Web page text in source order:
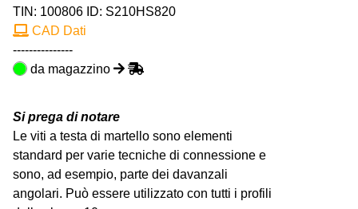
TIN: 100806 ID: S210HS820
CAD Dati
---------------
da magazzino
Si prega di notare
Le viti a testa di martello sono elementi
standard per varie tecniche di connessione e
sono, ad esempio, parte dei davanzali
angolari. Può essere utilizzato con tutti i profili